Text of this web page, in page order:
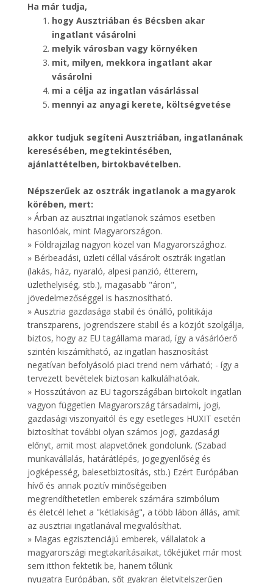
Ha már tudja,
hogy Ausztriában és Bécsben akar
ingatlant vásárolni
melyik városban vagy környéken
mit, milyen, mekkora ingatlant akar
vásárolni
mi a célja az ingatlan vásárlással
mennyi az anyagi kerete, költségvetése
akkor tudjuk segíteni Ausztriában, ingatlanának
keresésében, megtekintésében,
ajánlattételben, birtokbavételben.
Népszerűek az osztrák ingatlanok a magyarok
körében, mert:
» Árban az ausztriai ingatlanok számos esetben
hasonlóak, mint Magyarországon.
» Földrajzilag nagyon közel van Magyarországhoz.
» Bérbeadási, üzleti céllal vásárolt osztrák ingatlan
(lakás, ház, nyaraló, alpesi panzió, étterem,
üzlethelyiség, stb.), magasabb "áron",
jövedelmezőséggel is hasznosítható.
» Ausztria gazdasága stabil és önálló, politikája
transzparens, jogrendszere stabil és a közjót szolgálja,
biztos, hogy az EU tagállama marad, így a vásárlóerő
szintén kiszámítható, az ingatlan hasznosítást
negatívan befolyásoló piaci trend nem várható; - így a
tervezett bevételek biztosan kalkulálhatóak.
» Hosszútávon az EU tagországában birtokolt ingatlan
vagyon független Magyarország társadalmi, jogi,
gazdasági viszonyaitól és egy esetleges HUXIT esetén
biztosíthat további olyan számos jogi, gazdasági
előnyt, amit most alapvetőnek gondolunk. (Szabad
munkavállalás, határátlépés, jogegyenlőség és
jogképesség, balesetbiztosítás, stb.) Ezért Európában
hívő és annak pozitív minőségeiben
megrendíthetetlen emberek számára szimbólum
és életcél lehet a "kétlakiság", a több lábon állás, amit
az ausztriai ingatlanával megvalósíthat.
» Magas egzisztenciájú emberek, vállalatok a
magyarországi megtakarításaikat, tőkéjüket már most
sem itthon fektetik be, hanem tőlünk
nyugatra Európában, sőt gyakran életvitelszerűen